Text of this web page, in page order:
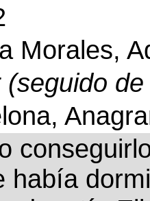
Morales,
(seguido
había